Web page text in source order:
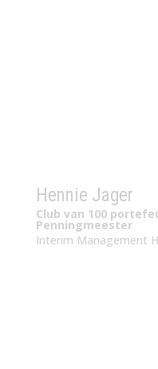
Hennie Jager
Club van 100
Penningmeester
Interim Management